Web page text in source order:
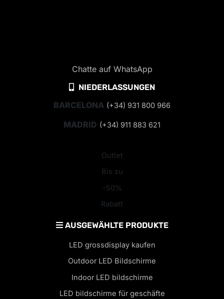
Chatte auf WhatsApp
NIEDERLASSUNGEN
BARCELONA (+34) 931 800 966
MADRID (+34) 911 883 621
Outlet
Bis zu
-50%
Rabatt
AUSGEWÄHLTE PRODUKTE
LED grossdisplay kaufen
Outdoor LED Bildschirme
Indoor LED bildschirme
LED bildschirme für geschäfte